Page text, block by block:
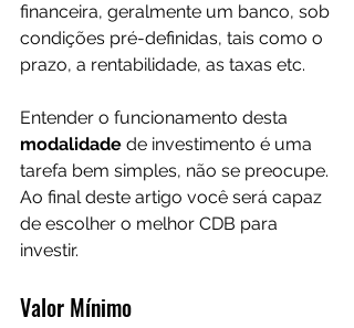
financeira, geralmente um banco, sob
condições pré-definidas, tais como o
prazo, a rentabilidade, as taxas etc.
Entender o funcionamento desta
modalidade de investimento é uma
tarefa bem simples, não se preocupe.
Ao final deste artigo você será capaz
de escolher o melhor CDB para
investir.
Valor Mínimo